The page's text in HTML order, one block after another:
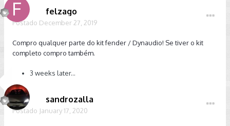
felzago
Postado December 27, 2019
Compro qualquer parte do kit fender / Dynaudio! Se tiver o kit
completo compro também.
3 weeks later...
sandrozalla
Postado January 17, 2020